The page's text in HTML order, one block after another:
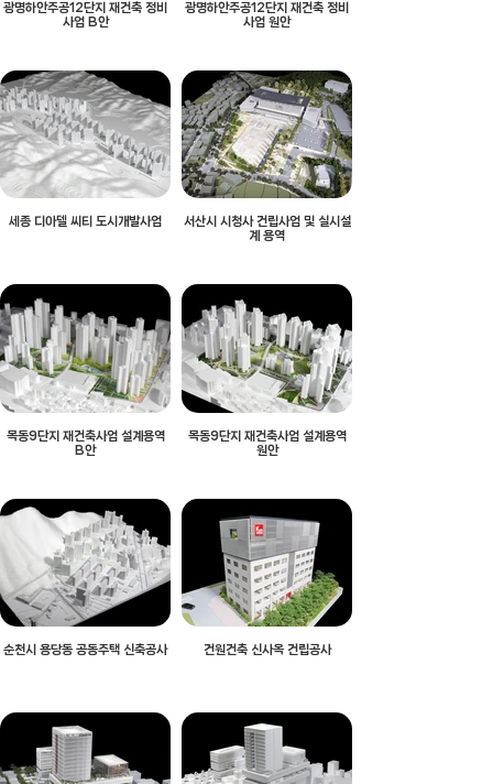
광명하안주공12단지 재건축 정비
사업 B안
광명하안주공12단지 재건축 정비
사업 원안
세종 디아델 씨티 도시개발사업
서산시 시청사 건립사업 및 실시설
계 용역
목동9단지 재건축사업 설계용역
B안
목동9단지 재건축사업 설계용역
원안
순천시 용당동 공동주택 신축공사 건원건축 신사옥 건립공사